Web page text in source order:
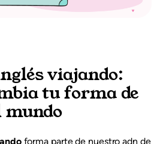
viajando:
tu forma de
mundo
forma parte de nuestro adn de